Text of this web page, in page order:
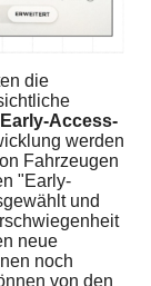
die
Early-Access-
werden
Fahrzeugen
"Early-
und
neue
noch
von den